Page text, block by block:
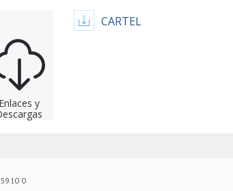
Enlaces y
CARTEL